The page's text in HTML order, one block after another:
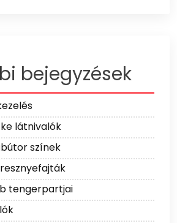
bejegyzések
látnivalók
színek
tengerpartjai